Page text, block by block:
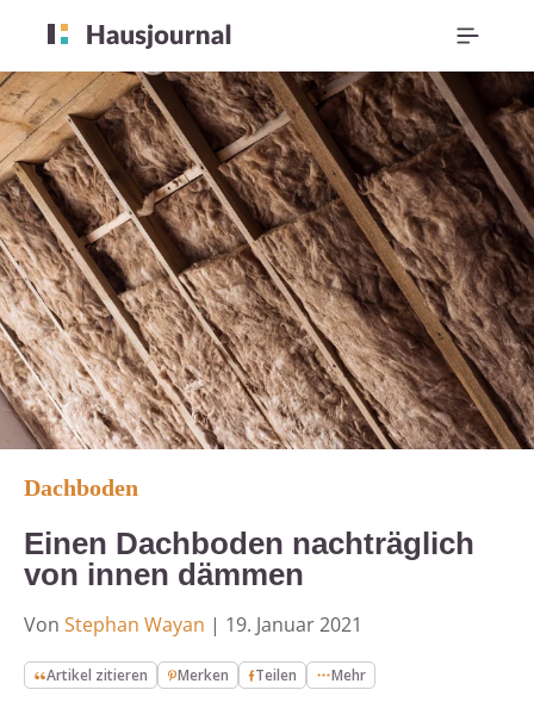
Dachboden
Einen Dachboden nachträglich
von innen dämmen
Von Stephan Wayan | 19. Januar 2021
Artikel zitieren Merken Teilen Mehr